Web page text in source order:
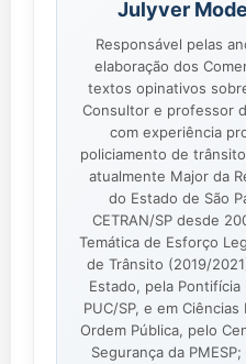
Julyver
Responsável pelas
elaboração dos
textos opinativos
Consultor e professor
com experiência
policiamento de
atualmente Major da
do Estado de São
CETRAN/SP desde
Temática de Esforço
de Trânsito (2019/
Estado, pela
PUC/SP, e em
Ordem Pública, pelo
Segurança da